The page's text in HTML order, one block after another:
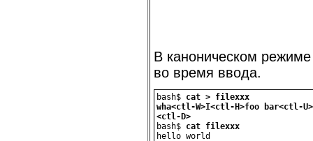
В каноническом
во время ввода.
bash$ cat > filexxx
wha<ctl-W>I<ctl-H>foo bar<ctl-
<ctl-D>
bash$ cat filexxx
hello world